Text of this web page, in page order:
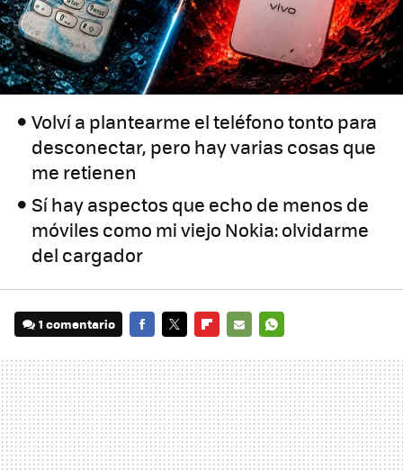
Volví a plantearme el teléfono tonto para
desconectar, pero hay varias cosas que
me retienen
Sí hay aspectos que echo de menos de
móviles como mi viejo Nokia: olvidarme
del cargador
1 comentario
MAIL